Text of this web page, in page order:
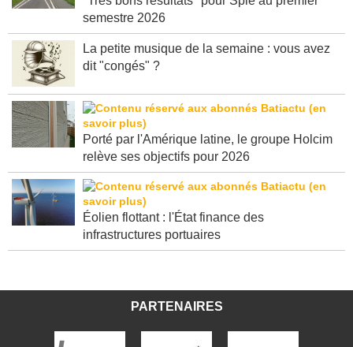
"Très bons résultats" pour Spie au premier
La petite musique de la semaine : vous avez
Porté par l'Amérique latine, le groupe Holcim
Éolien flottant : l'État finance des